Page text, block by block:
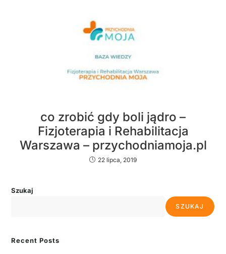
co zrobić gdy boli jądro –
Fizjoterapia i Rehabilitacja
Warszawa – przychodniamoja.pl
22 lipca, 2019
Szukaj
SZUKAJ
Recent Posts